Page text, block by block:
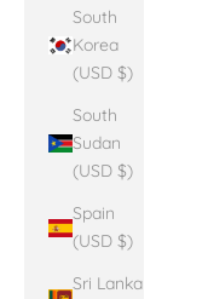
South
Korea
(USD $)
South
Sudan
(USD $)
Spain
(USD $)
Sri Lanka